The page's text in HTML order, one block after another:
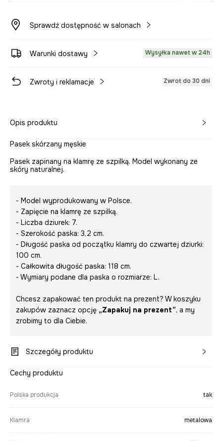
Sprawdź dostępność w salonach
Warunki dostawy Wysyłka nawet w 24h
Zwroty i reklamacje Zwrot do 30 dni
Opis produktu
Pasek skórzany męskie
Pasek zapinany na klamrę ze szpilką. Model wykonany ze
skóry naturalnej.
- Model wyprodukowany w Polsce.
- Zapięcie na klamrę ze szpilką.
- Liczba dziurek: 7.
- Szerokość paska: 3,2 cm.
- Długość paska od początku klamry do czwartej dziurki:
100 cm.
- Całkowita długość paska: 118 cm.
- Wymiary podane dla paska o rozmiarze: L.
Chcesz zapakować ten produkt na prezent? W koszyku
zakupów zaznacz opcję „Zapakuj na prezent”, a my
zrobimy to dla Ciebie.
Szczegóły produktu
Cechy produktu
Polska produkcja tak
Klamra metalowa